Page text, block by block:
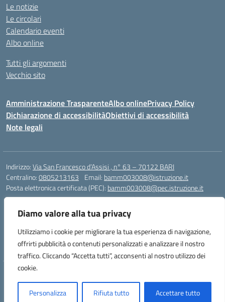
Diamo valore alla tua privacy
Utilizziamo i cookie per migliorare la tua esperienza di navigazione,
offrirti pubblicità o contenuti personalizzati e analizzare il nostro
traffico. Cliccando “Accetta tutti”, acconsenti al nostro utilizzo dei
cookie.
Personalizza Rifiuta tutto Accettare tutto
Le notizie
Le circolari
Calendario eventi
Albo online
Tutti gli argomenti
Vecchio sito
Amministrazione TrasparenteAlbo onlinePrivacy Policy
Dichiarazione di accessibilitàObiettivi di accessibilità
Note legali
Indirizzo:Via San Francesco d’Assisi , n° 63 – 70122 BARI
Centralino:0805213163 Email: bamm003008@istruzione.it
Posta elettronica certificata (PEC): bamm003008@pec.istruzione.it
Codice meccanografico:BAMM003008
Codice Indice delle Pubbliche Amministrazioni (IPA): istsc_bamm003008
Codice unico di fatturazione (CUF): UFZ1FY